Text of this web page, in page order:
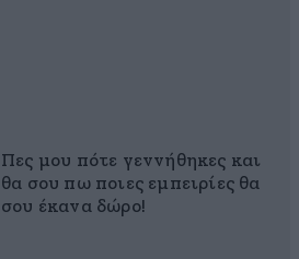
Πες μου πότε γεννήθηκες και
θα σου πω ποιες εμπειρίες θα
σου έκανα δώρο!